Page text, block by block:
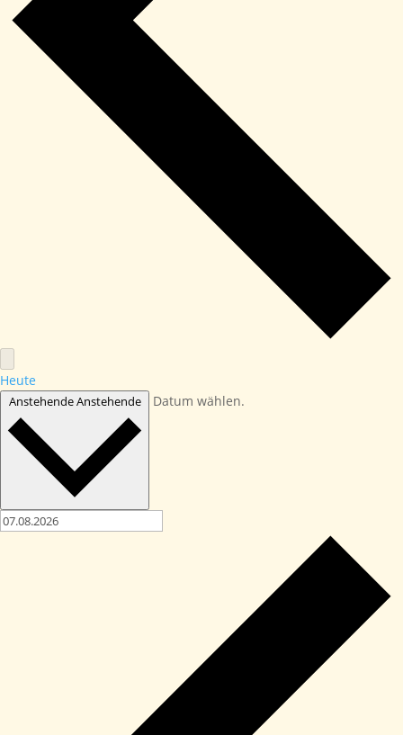
Heute
AnstehendeAnstehende Datum wählen.